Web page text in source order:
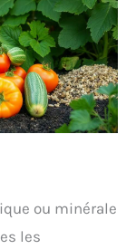
ou minérale
les